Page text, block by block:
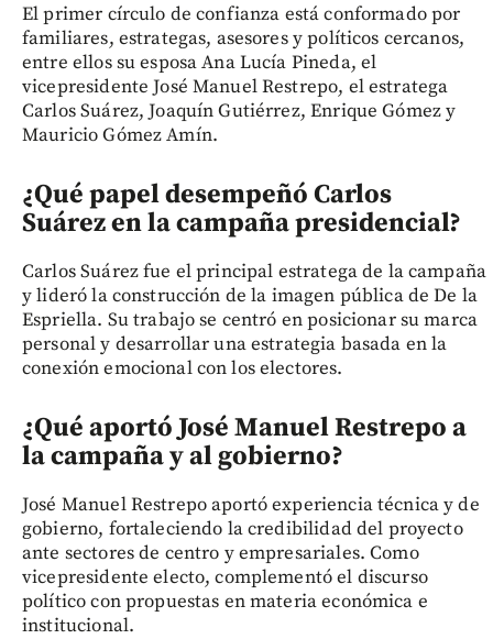
El primer círculo de confianza está conformado por
familiares, estrategas, asesores y políticos cercanos,
entre ellos su esposa Ana Lucía Pineda, el
vicepresidente José Manuel Restrepo, el estratega
Carlos Suárez, Joaquín Gutiérrez, Enrique Gómez y
Mauricio Gómez Amín.
¿Qué papel desempeñó Carlos
Suárez en la campaña presidencial?
Carlos Suárez fue el principal estratega de la campaña
y lideró la construcción de la imagen pública de De la
Espriella. Su trabajo se centró en posicionar su marca
personal y desarrollar una estrategia basada en la
conexión emocional con los electores.
¿Qué aportó José Manuel Restrepo a
la campaña y al gobierno?
José Manuel Restrepo aportó experiencia técnica y de
gobierno, fortaleciendo la credibilidad del proyecto
ante sectores de centro y empresariales. Como
vicepresidente electo, complementó el discurso
político con propuestas en materia económica e
institucional.